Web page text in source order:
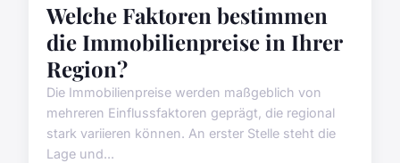
Welche Faktoren bestimmen
die Immobilienpreise in Ihrer
Region?
Die Immobilienpreise werden maßgeblich von
mehreren Einflussfaktoren geprägt, die regional
stark variieren können. An erster Stelle steht die
Lage und...